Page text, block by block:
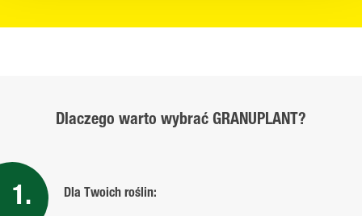
Dlaczego warto wybrać GRANUPLANT?
Dla Twoich roślin: